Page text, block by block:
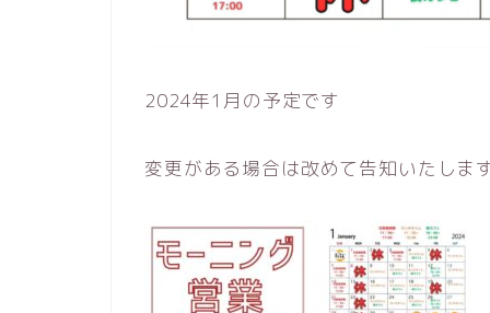
2024年1月の予定です
変更がある場合は改めて告知いたしま